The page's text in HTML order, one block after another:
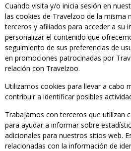
Cuando visita y/o inicia sesión en
las cookies de Travelzoo de la misma
terceros y afiliados para acceder a su
personalizar el contenido que
seguimiento de sus preferencias de
en promociones patrocinadas por
relación con Travelzoo.
Utilizamos cookies para llevar a cabo
contribuir a identificar posibles
Trabajamos con terceros que utilizan
para ayudar a informar sobre
adicionales para nuestros sitios web.
relacionadas con la información de